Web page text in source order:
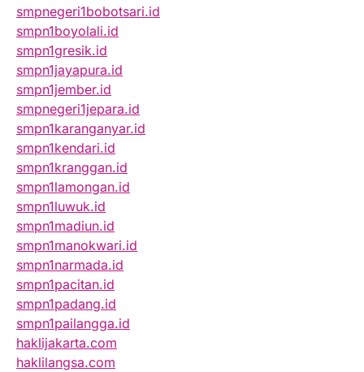
smpnegeri1bobotsari.id
smpn1boyolali.id
smpn1gresik.id
smpn1jayapura.id
smpn1jember.id
smpnegeri1jepara.id
smpn1karanganyar.id
smpn1kendari.id
smpn1kranggan.id
smpn1lamongan.id
smpn1luwuk.id
smpn1madiun.id
smpn1manokwari.id
smpn1narmada.id
smpn1pacitan.id
smpn1padang.id
smpn1pailangga.id
haklijakarta.com
haklilangsa.com